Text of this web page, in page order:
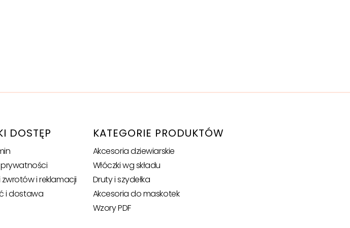
DOSTĘP
prywatności
zwrotów i reklamacji
i dostawa
KATEGORIE PRODUKTÓW
Akcesoria dziewiarskie
Włóczki wg składu
Druty i szydełka
Akcesoria do maskotek
Wzory PDF